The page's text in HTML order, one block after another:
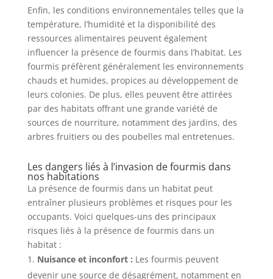
Enfin, les conditions environnementales telles que la
température, l’humidité et la disponibilité des
ressources alimentaires peuvent également
influencer la présence de fourmis dans l’habitat. Les
fourmis préfèrent généralement les environnements
chauds et humides, propices au développement de
leurs colonies. De plus, elles peuvent être attirées
par des habitats offrant une grande variété de
sources de nourriture, notamment des jardins, des
arbres fruitiers ou des poubelles mal entretenues.
Les dangers liés à l’invasion de fourmis dans
nos habitations
La présence de fourmis dans un habitat peut
entraîner plusieurs problèmes et risques pour les
occupants. Voici quelques-uns des principaux
risques liés à la présence de fourmis dans un
habitat :
Nuisance et inconfort : Les fourmis peuvent
devenir une source de désagrément, notamment en